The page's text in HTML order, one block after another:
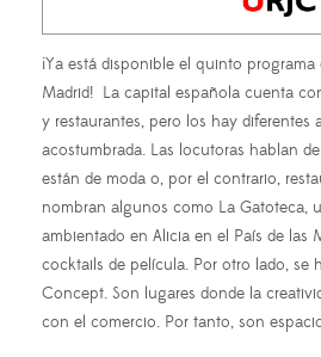
¡Ya está disponible el quinto
Madrid! La capital española cuenta
y restaurantes, pero los hay diferentes
acostumbrada. Las locutoras hablan
están de moda o, por el contrario,
nombran algunos como La Gatoteca,
ambientado en Alicia en el País de las
cocktails de película. Por otro lado, se
Concept. Son lugares donde la
con el comercio. Por tanto, son